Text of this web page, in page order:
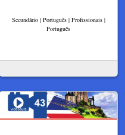
Secundário | Português | Profissionais |
Português